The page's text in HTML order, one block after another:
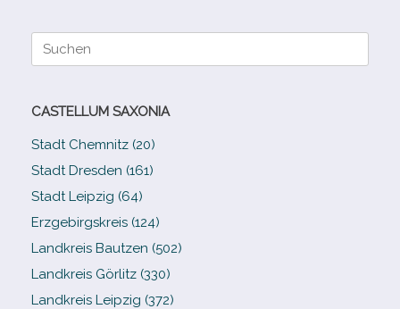
Suche
CASTELLUM SAXONIA
Stadt Chemnitz (20)
Stadt Dresden (161)
Stadt Leipzig (64)
Erzgebirgskreis (124)
Landkreis Bautzen (502)
Landkreis Görlitz (330)
Landkreis Leipzig (372)